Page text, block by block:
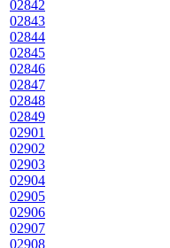
02842
02843
02844
02845
02846
02847
02848
02849
02901
02902
02903
02904
02905
02906
02907
02908